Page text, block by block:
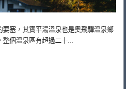
塞，其實平湯溫泉也是奧飛驒溫泉鄉
整個溫泉區有超過二十…